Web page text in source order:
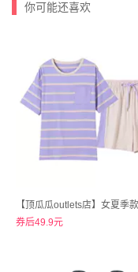
你可能还喜欢
券后49.9元